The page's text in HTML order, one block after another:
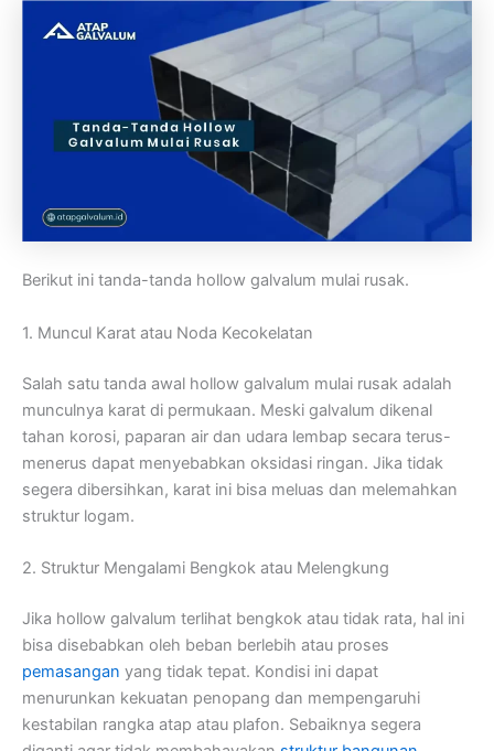
Berikut ini tanda-tanda hollow galvalum mulai rusak.
1. Muncul Karat atau Noda Kecokelatan
Salah satu tanda awal hollow galvalum mulai rusak adalah
munculnya karat di permukaan. Meski galvalum dikenal
tahan korosi, paparan air dan udara lembap secara terus-
menerus dapat menyebabkan oksidasi ringan. Jika tidak
segera dibersihkan, karat ini bisa meluas dan melemahkan
struktur logam.
2. Struktur Mengalami Bengkok atau Melengkung
Jika hollow galvalum terlihat bengkok atau tidak rata, hal ini
bisa disebabkan oleh beban berlebih atau proses
pemasangan yang tidak tepat. Kondisi ini dapat
menurunkan kekuatan penopang dan mempengaruhi
kestabilan rangka atap atau plafon. Sebaiknya segera